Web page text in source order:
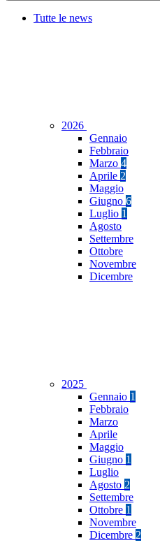
Tutte le news
2026
Gennaio
Febbraio
Marzo 4
Aprile 2
Maggio
Giugno 6
Luglio 1
Agosto
Settembre
Ottobre
Novembre
Dicembre
2025
Gennaio 1
Febbraio
Marzo
Aprile
Maggio
Giugno 1
Luglio
Agosto 2
Settembre
Ottobre 1
Novembre
Dicembre 2